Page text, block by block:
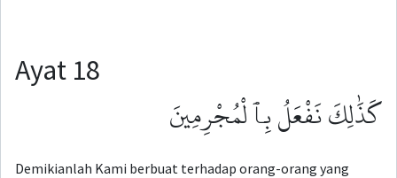
Ayat 18
كَذَٰلِكَ نَفْعَلُ بِٱلْمُجْرِمِينَ
Demikianlah Kami berbuat terhadap orang-orang yang